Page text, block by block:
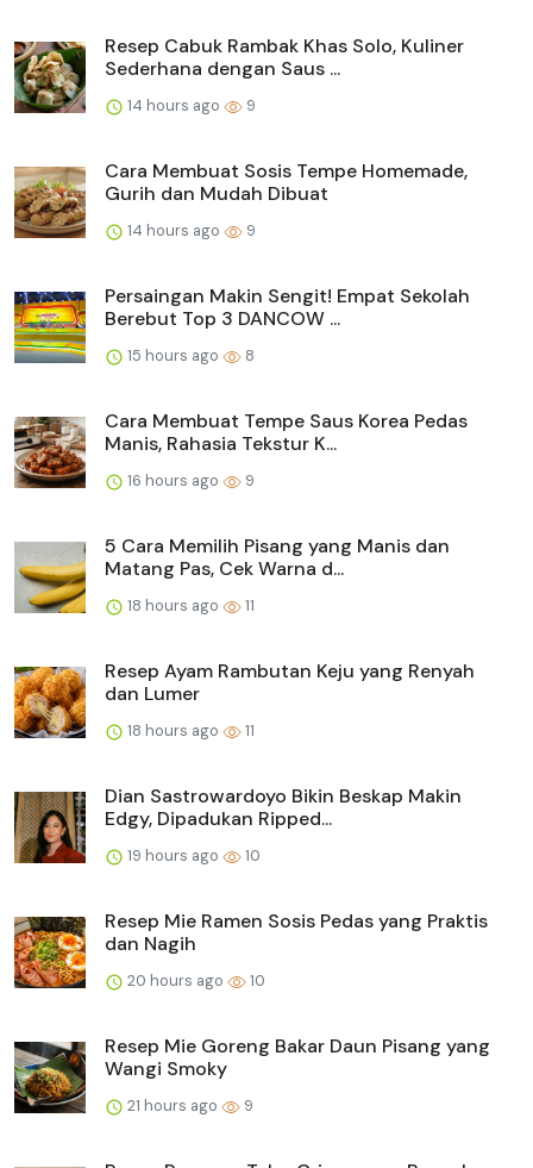
Resep Cabuk Rambak Khas Solo, Kuliner
Sederhana dengan Saus ...
14 hours ago 9
Cara Membuat Sosis Tempe Homemade,
Gurih dan Mudah Dibuat
14 hours ago 9
Persaingan Makin Sengit! Empat Sekolah
Berebut Top 3 DANCOW ...
15 hours ago 8
Cara Membuat Tempe Saus Korea Pedas
Manis, Rahasia Tekstur K...
16 hours ago 9
5 Cara Memilih Pisang yang Manis dan
Matang Pas, Cek Warna d...
18 hours ago 11
Resep Ayam Rambutan Keju yang Renyah
dan Lumer
18 hours ago 11
Dian Sastrowardoyo Bikin Beskap Makin
Edgy, Dipadukan Ripped...
19 hours ago 10
Resep Mie Ramen Sosis Pedas yang Praktis
dan Nagih
20 hours ago 10
Resep Mie Goreng Bakar Daun Pisang yang
Wangi Smoky
21 hours ago 9